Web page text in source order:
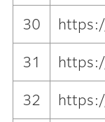
30
31
32